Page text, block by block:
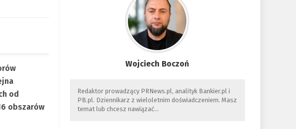
od
obszarów
Wojciech Boczoń
Redaktor prowadzący PRNews.pl, analityk Bankier.pl i
PB.pl. Dziennikarz z wieloletnim doświadczeniem. Masz
temat lub chcesz nawiązać…